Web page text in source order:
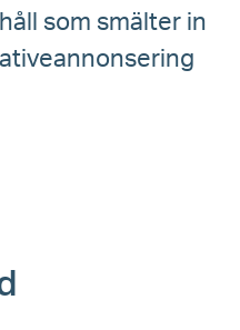
som smälter in